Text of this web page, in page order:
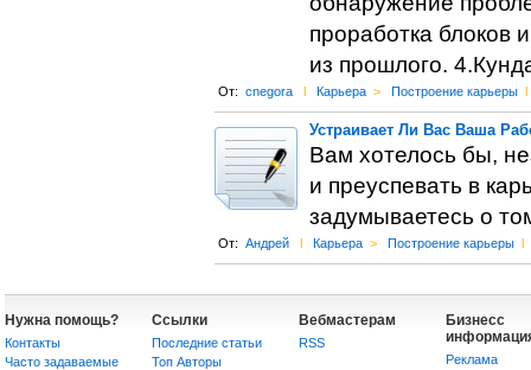
проработка блоков
из прошлого.
От: cnegora l Карьера > Построение карьеры l
Устраивает Ли Вас Ваша
Вам хотелось бы,
и преуспевать в
задумываетесь о
От: Андрей l Карьера > Построение карьеры l
Нужна помощь?
Контакты
Часто задаваемые
Ссылки
Последние статьи
Топ Авторы
Вебмастерам
RSS
Бизнесс
Реклама